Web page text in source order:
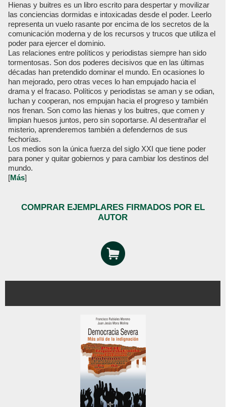
Hienas y buitres es un libro escrito para despertar y movilizar
las conciencias dormidas e intoxicadas desde el poder. Leerlo
representa un vuelo rasante por encima de los secretos de la
comunicación moderna y de los recursos y trucos que utiliza el
poder para ejercer el dominio.
Las relaciones entre políticos y periodistas siempre han sido
tormentosas. Son dos poderes decisivos que en las últimas
décadas han pretendido dominar el mundo. En ocasiones lo
han mejorado, pero otras veces lo han empujado hacia el
drama y el fracaso. Políticos y periodistas se aman y se odian,
luchan y cooperan, nos empujan hacia el progreso y también
nos frenan. Son como las hienas y los buitres, que comen y
limpian huesos juntos, pero sin soportarse. Al desentrañar el
misterio, aprenderemos también a defendernos de sus
fechorías.
Los medios son la única fuerza del siglo XXI que tiene poder
para poner y quitar gobiernos y para cambiar los destinos del
mundo.
[Más]
COMPRAR EJEMPLARES FIRMADOS POR EL
AUTOR